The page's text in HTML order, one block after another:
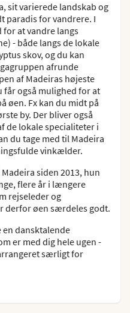
sit varierede landskab og
paradis for vandrere. I
at vandre langs
- både langs de lokale
skov, og du kan
afrunde
af Madeiras højeste
får også mulighed for at
øen. Fx kan du midt på
by. Der bliver også
de lokale specialiteter i
du tage med til Madeira
vinkælder.
siden 2013, hun
flere år i længere
rejseleder og
derfor øen særdeles godt.
en dansktalende
er med dig hele ugen -
særligt for